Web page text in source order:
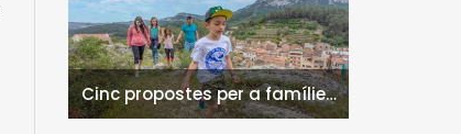
Cinc propostes per a famílies
a l'Hospitalet de l'Infant i la